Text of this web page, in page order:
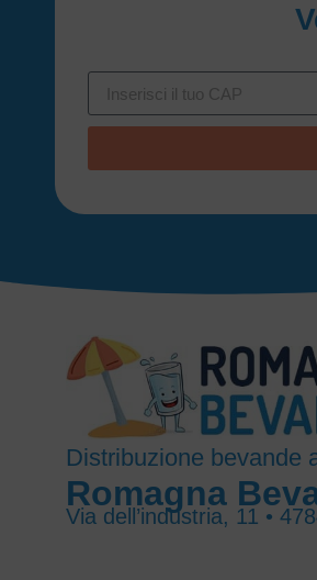
Distribuzione bevande
Romagna
Via dell’industria, 11 •